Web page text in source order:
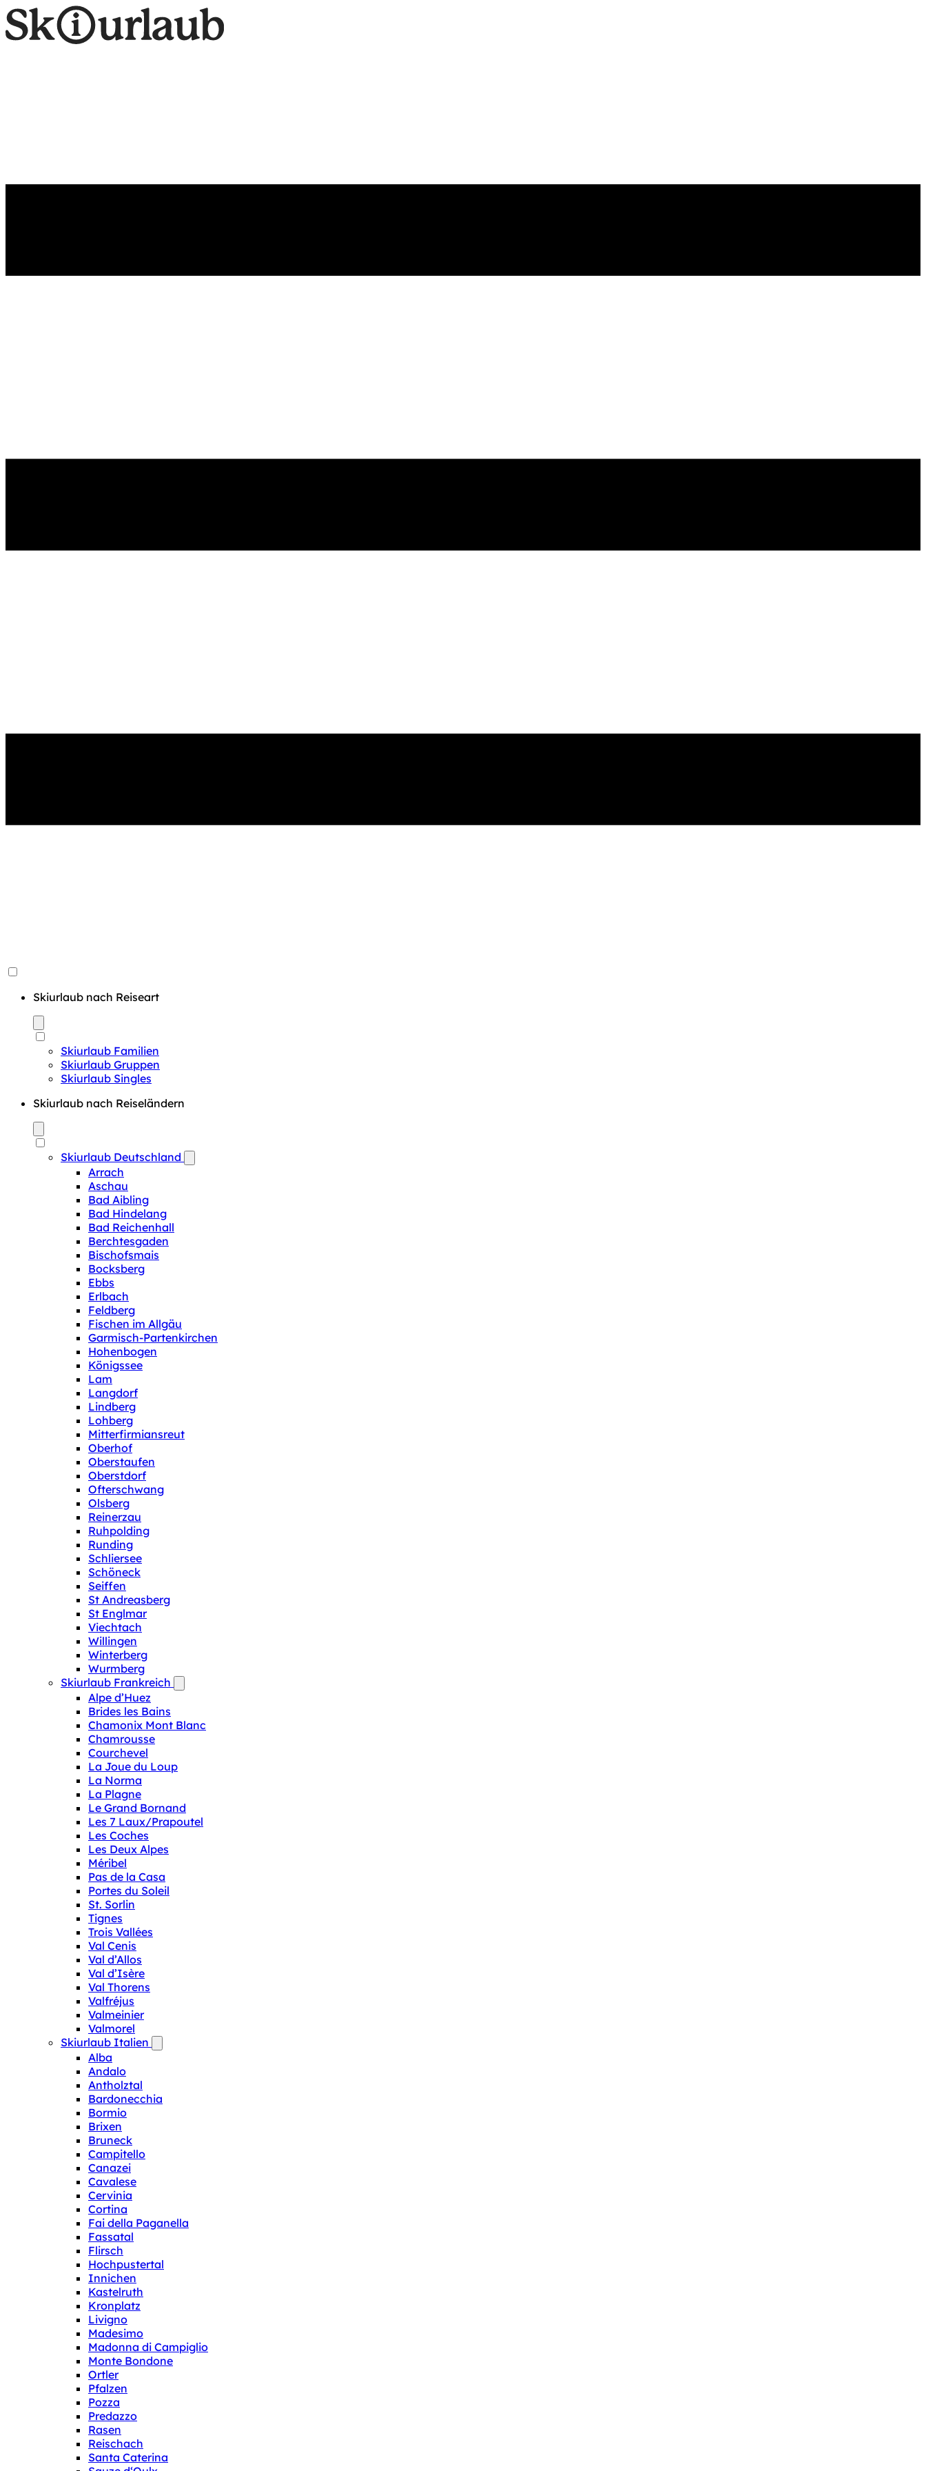
Skiurlaub nach Reiseart
Skiurlaub Familien
Skiurlaub Gruppen
Skiurlaub Singles
Skiurlaub nach Reiseländern
Skiurlaub Deutschland
Arrach
Aschau
Bad Aibling
Bad Hindelang
Bad Reichenhall
Berchtesgaden
Bischofsmais
Bocksberg
Ebbs
Erlbach
Feldberg
Fischen im Allgäu
Garmisch-Partenkirchen
Hohenbogen
Königssee
Lam
Langdorf
Lindberg
Lohberg
Mitterfirmiansreut
Oberhof
Oberstaufen
Oberstdorf
Ofterschwang
Olsberg
Reinerzau
Ruhpolding
Runding
Schliersee
Schöneck
Seiffen
St Andreasberg
St Englmar
Viechtach
Willingen
Winterberg
Wurmberg
Skiurlaub Frankreich
Alpe d’Huez
Brides les Bains
Chamonix Mont Blanc
Chamrousse
Courchevel
La Joue du Loup
La Norma
La Plagne
Le Grand Bornand
Les 7 Laux/Prapoutel
Les Coches
Les Deux Alpes
Méribel
Pas de la Casa
Portes du Soleil
St. Sorlin
Tignes
Trois Vallées
Val Cenis
Val d’Allos
Val d’Isère
Val Thorens
Valfréjus
Valmeinier
Valmorel
Skiurlaub Italien
Alba
Andalo
Antholztal
Bardonecchia
Bormio
Brixen
Bruneck
Campitello
Canazei
Cavalese
Cervinia
Cortina
Fai della Paganella
Fassatal
Flirsch
Hochpustertal
Innichen
Kastelruth
Kronplatz
Livigno
Madesimo
Madonna di Campiglio
Monte Bondone
Ortler
Pfalzen
Pozza
Predazzo
Rasen
Reischach
Santa Caterina